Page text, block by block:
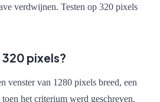
verdwijnen. Testen op 320 pixels
pixels?
venster van 1280 pixels breed, een
toen het criterium werd geschreven.